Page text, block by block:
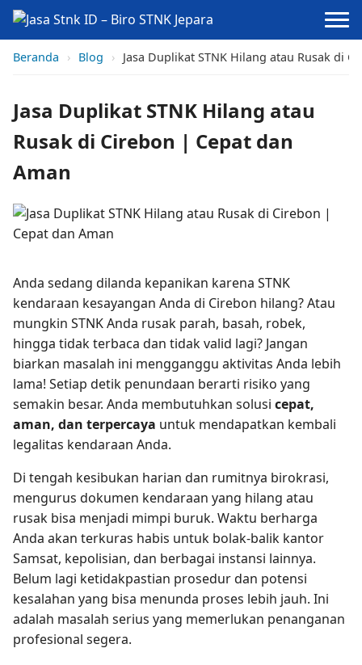
Beranda › Blog › Jasa Duplikat STNK Hilang atau Rusak di
Jasa Duplikat STNK Hilang atau
Rusak di Cirebon | Cepat dan
Aman
Anda sedang dilanda kepanikan karena STNK
kendaraan kesayangan Anda di Cirebon hilang? Atau
mungkin STNK Anda rusak parah, basah, robek,
hingga tidak terbaca dan tidak valid lagi? Jangan
biarkan masalah ini mengganggu aktivitas Anda lebih
lama! Setiap detik penundaan berarti risiko yang
semakin besar. Anda membutuhkan solusi cepat,
aman, dan terpercaya untuk mendapatkan kembali
legalitas kendaraan Anda.
Di tengah kesibukan harian dan rumitnya birokrasi,
mengurus dokumen kendaraan yang hilang atau
rusak bisa menjadi mimpi buruk. Waktu berharga
Anda akan terkuras habis untuk bolak-balik kantor
Samsat, kepolisian, dan berbagai instansi lainnya.
Belum lagi ketidakpastian prosedur dan potensi
kesalahan yang bisa menunda proses lebih jauh. Ini
adalah masalah serius yang memerlukan penanganan
profesional segera.